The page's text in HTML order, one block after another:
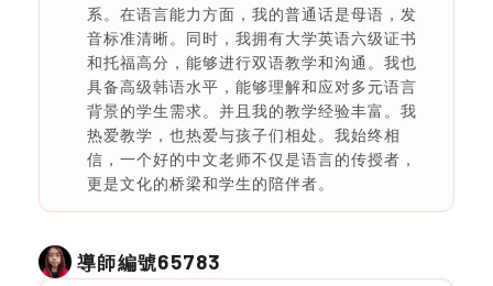
系。在语言能力方面，我的普通话是母语，发
音标准清晰。同时，我拥有大学英语六级证书
和托福高分，能够进行双语教学和沟通。我也
具备高级韩语水平，能够理解和应对多元语言
背景的学生需求。并且我的教学经验丰富。我
热爱教学，也热爱与孩子们相处。我始终相
信，一个好的中文老师不仅是语言的传授者，
更是文化的桥梁和学生的陪伴者。
導師編號65783